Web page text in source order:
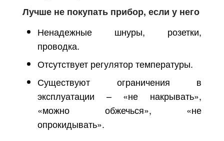
Лучше не покупать прибор, если у него
Ненадежные шнуры, розетки,
проводка.
Отсутствует регулятор температуры.
Существуют ограничения в
эксплуатации – «не накрывать»,
«можно обжечься», «не
опрокидывать».